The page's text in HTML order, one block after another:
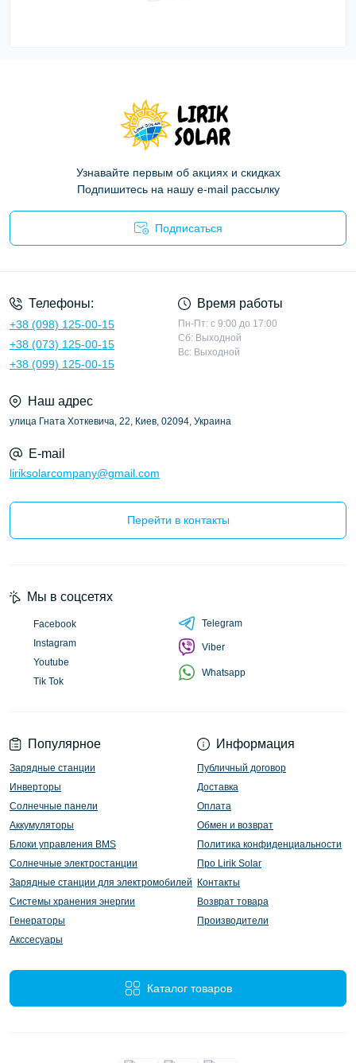
Узнавайте первым об акциях и скидках
Подпишитесь на нашу e-mail рассылку
Подписаться
Телефоны:
+38 (098) 125-00-15
+38 (073) 125-00-15
+38 (099) 125-00-15
Время работы
Пн-Пт: с 9:00 до 17:00
Сб: Выходной
Вс: Выходной
Наш адрес
улица Гната Хоткевича, 22, Киев, 02094, Украина
E-mail
liriksolarcompany@gmail.com
Перейти в контакты
Популярное
Зарядные станции
Инверторы
Солнечные панели
Аккумуляторы
Блоки управления BMS
Солнечные электростанции
Зарядные станции для электромобилей
Системы хранения энергии
Генераторы
Акссесуары
Информация
Публичный договор
Доставка
Оплата
Обмен и возврат
Политика конфиденциальности
Про Lirik Solar
Контакты
Возврат товара
Производители
Каталог товаров
Мы в соцсетях
Facebook
Instagram
Youtube
Tik Tok
Telegram
Viber
Whatsapp